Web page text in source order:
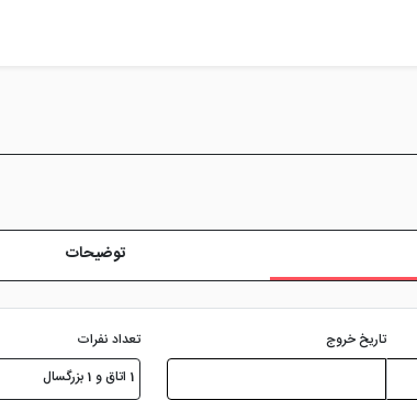
توضیحات
تاریخ خروج
تعداد نفرات
1 اتاق و 1 بزرگسال